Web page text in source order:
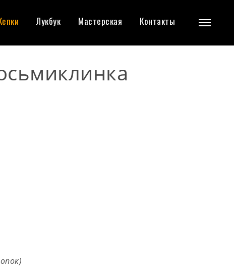
Лукбук Мастерская Контакты